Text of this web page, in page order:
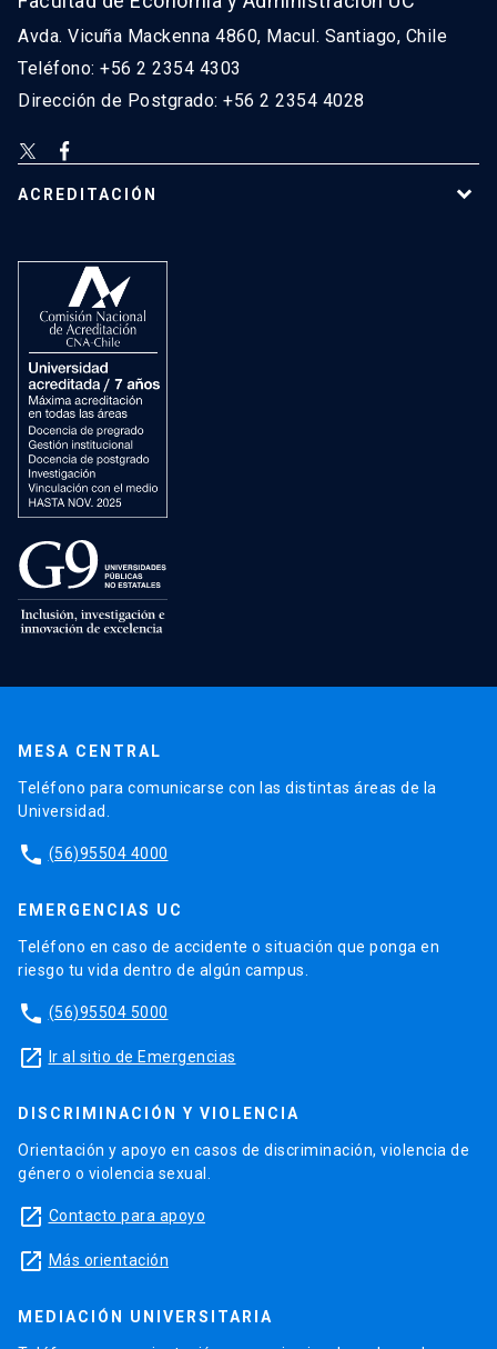
Avda. Vicuña Mackenna 4860, Macul. Santiago, Chile
Teléfono: +56 2 2354 4303
Dirección de Postgrado: +56 2 2354 4028
ACREDITACIÓN
MESA CENTRAL
Teléfono para comunicarse con las distintas áreas de la
Universidad.
phone (56)95504 4000
EMERGENCIAS UC
Teléfono en caso de accidente o situación que ponga en
riesgo tu vida dentro de algún campus.
phone (56)95504 5000
launch Ir al sitio de Emergencias
DISCRIMINACIÓN Y VIOLENCIA
Orientación y apoyo en casos de discriminación, violencia de
género o violencia sexual.
launch Contacto para apoyo
launch Más orientación
MEDIACIÓN UNIVERSITARIA